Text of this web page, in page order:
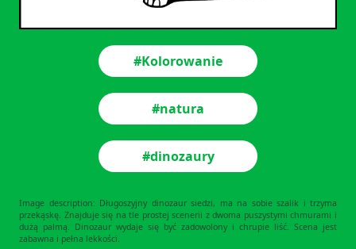
#Kolorowanie
#natura
#dinozaury
Image description: Długoszyjny dinozaur siedzi, ma na sobie szalik i trzyma
przekąskę. Znajduje się na tle prostej scenerii z dwoma puszystymi chmurami i
dużą palmą. Dinozaur wydaje się być zadowolony i chrupie liść. Scena jest
zabawna i pełna lekkości.